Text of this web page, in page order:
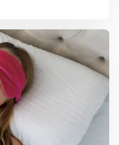
mondtape